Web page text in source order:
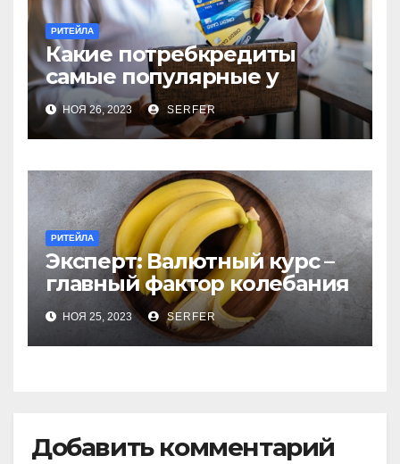
РИТЕЙЛА
Какие потребкредиты
самые популярные у
россиян?
НОЯ 26, 2023 SERFER
РИТЕЙЛА
Эксперт: Валютный курс –
главный фактор колебания
цен на бананы в РФ
НОЯ 25, 2023 SERFER
Добавить комментарий